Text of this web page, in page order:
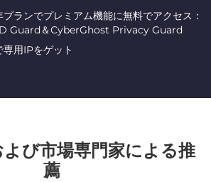
ランでプレミアム機能に無料でアクセス：
Guard＆CyberGhost Privacy Guard
用IPをゲット
び市場専門家による推
薦